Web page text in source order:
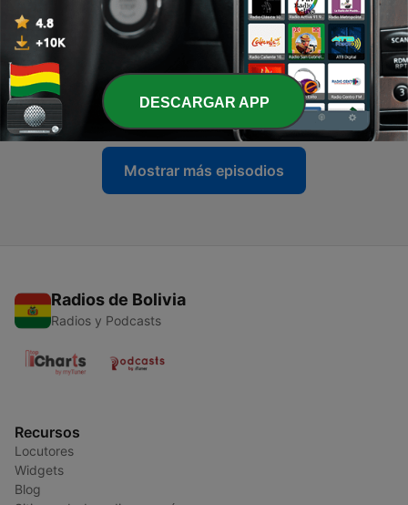
138 - 076 | Dios de maravillas - Pastora Dina Campos
01 mar. 2023
137 - 075 | Aun sin camino - Francisco Serrano
27 feb. 2023
Mostrar más episodios
Radios de Bolivia
Radios y Podcasts
Recursos
Locutores
Widgets
Blog
DESCARGAR APP